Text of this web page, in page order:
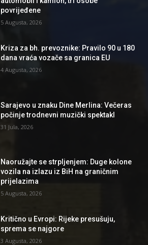
povrijeđene
5 Augusta, 2026
Kriza za bh. prevoznike: Pravilo 90 u 180
dana vraća vozače sa granica EU
4 Augusta, 2026
Sarajevo u znaku Dine Merlina: Večeras
počinje trodnevni muzički spektakl
31 Jula, 2026
Naoružajte se strpljenjem: Duge kolone
vozila na izlazu iz BiH na graničnim
prijelazima
5 Augusta, 2026
Kritično u Evropi: Rijeke presušuju,
sprema se najgore
3 Augusta, 2026